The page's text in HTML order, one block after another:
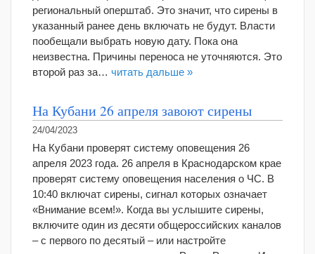
региональный оперштаб. Это значит, что сирены в
указанный ранее день включать не будут. Власти
пообещали выбрать новую дату. Пока она
неизвестна. Причины переноса не уточняются. Это
второй раз за… читать дальше »
На Кубани 26 апреля завоют сирены
24/04/2023
На Кубани проверят систему оповещения 26
апреля 2023 года. 26 апреля в Краснодарском крае
проверят систему оповещения населения о ЧС. В
10:40 включат сирены, сигнал которых означает
«Внимание всем!». Когда вы услышите сирены,
включите один из десяти общероссийских каналов
– с первого по десятый – или настройте